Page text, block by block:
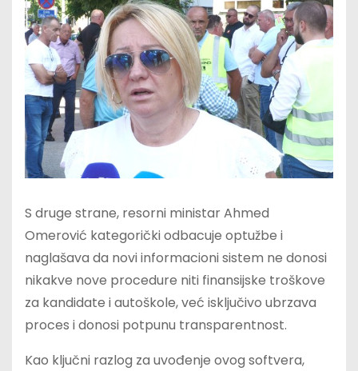
S druge strane, resorni ministar Ahmed
Omerović kategorički odbacuje optužbe i
naglašava da novi informacioni sistem ne donosi
nikakve nove procedure niti finansijske troškove
za kandidate i autoškole, već isključivo ubrzava
proces i donosi potpunu transparentnost.
Kao ključni razlog za uvođenje ovog softvera,